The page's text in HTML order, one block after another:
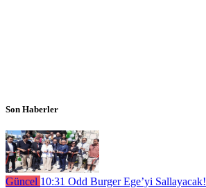
Son Haberler
Güncel 10:31 Odd Burger Ege’yi Sallayacak!